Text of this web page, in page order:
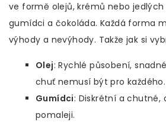
ve formě olejů, krémů nebo
gumídci a čokoláda. Každá forma
výhody a nevýhody. Takže jak si
Olej: Rychlé působení,
chuť nemusí být pro každého.
Gumídci: Diskrétní a chutné,
pomaleji.